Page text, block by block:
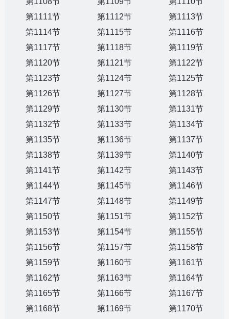
第1111节
第1112节
第1113节
第1114节
第1115节
第1116节
第1117节
第1118节
第1119节
第1120节
第1121节
第1122节
第1123节
第1124节
第1125节
第1126节
第1127节
第1128节
第1129节
第1130节
第1131节
第1132节
第1133节
第1134节
第1135节
第1136节
第1137节
第1138节
第1139节
第1140节
第1141节
第1142节
第1143节
第1144节
第1145节
第1146节
第1147节
第1148节
第1149节
第1150节
第1151节
第1152节
第1153节
第1154节
第1155节
第1156节
第1157节
第1158节
第1159节
第1160节
第1161节
第1162节
第1163节
第1164节
第1165节
第1166节
第1167节
第1168节
第1169节
第1170节